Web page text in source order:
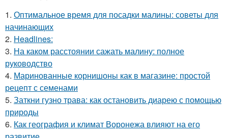
1. Оптимальное время для посадки малины: советы для
начинающих
2. Headlines:
3. На каком расстоянии сажать малину: полное
руководство
4. Маринованные корнишоны как в магазине: простой
рецепт с семенами
5. Заткни гузно трава: как остановить диарею с помощью
природы
6. Как география и климат Воронежа влияют на его